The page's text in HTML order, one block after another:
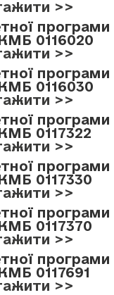
>>
програми
0116020
>>
програми
0116030
>>
програми
0117322
>>
програми
0117330
>>
програми
0117370
>>
програми
0117691
>>